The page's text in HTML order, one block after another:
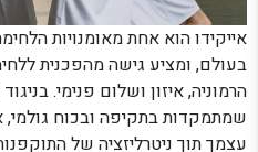
אייקידו הוא אחת מאומנויות
בעולם, ומציע גישה מהפכנית
הרמוניה, איזון ושלום פנימי.
שמתמקדות בתקיפה ובכוח גולמי,
עצמך תוך ניטרליזציה של